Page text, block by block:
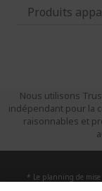
Produits
Nous utilisons
indépendant pour la
raisonnables et
* Le planning de